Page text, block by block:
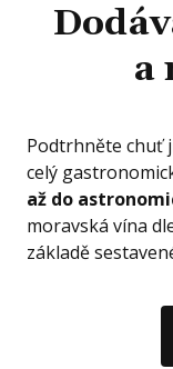
a
Podtrhněte chuť
celý
až do
moravská vína
základě